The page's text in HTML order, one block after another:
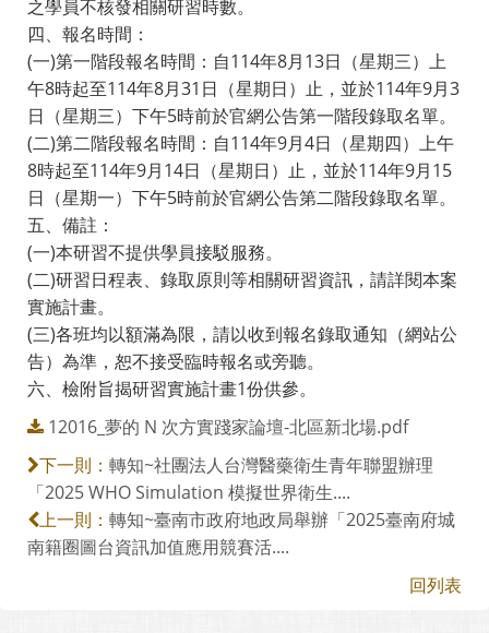
之學員不核發相關研習時數。
四、報名時間：
(一)第一階段報名時間：自114年8月13日（星期三）上
午8時起至114年8月31日（星期日）止，並於114年9月3
日（星期三）下午5時前於官網公告第一階段錄取名單。
(二)第二階段報名時間：自114年9月4日（星期四）上午
8時起至114年9月14日（星期日）止，並於114年9月15
日（星期一）下午5時前於官網公告第二階段錄取名單。
五、備註：
(一)本研習不提供學員接駁服務。
(二)研習日程表、錄取原則等相關研習資訊，請詳閱本案
實施計畫。
(三)各班均以額滿為限，請以收到報名錄取通知（網站公
告）為準，恕不接受臨時報名或旁聽。
六、檢附旨揭研習實施計畫1份供參。
12016_夢的 N 次方實踐家論壇-北區新北場.pdf
下一則： 轉知~社團法人台灣醫藥衛生青年聯盟辦理
「2025 WHO Simulation 模擬世界衛生....
上一則： 轉知~臺南市政府地政局舉辦「2025臺南府城
南籍圈圖台資訊加值應用競賽活....
回列表